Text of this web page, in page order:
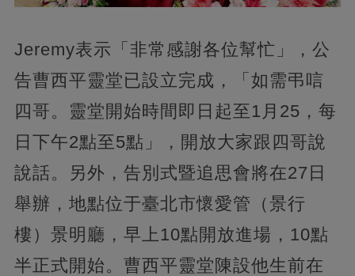
Jeremy表示「非常感謝各位幫忙」，公
告曹西平靈堂已設立完成，「如需弔唁
四哥。靈堂開始時間即日起至1月25，每
日下午2點至5點」，開放大家跟四哥說
說話。另外，告別式暨追思會將在27日
舉辦，地點位于臺北市懷愛管（景行
樓）景明廳，早上10點開放進場，10點
半正式開始。曹西平靈堂陳設他生前在